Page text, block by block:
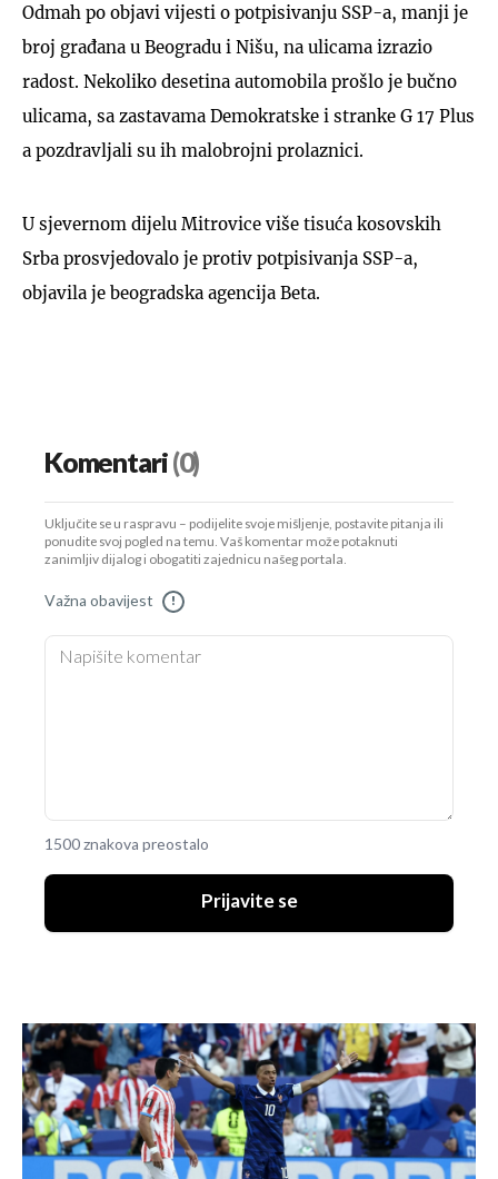
Odmah po objavi vijesti o potpisivanju SSP-a, manji je
broj građana u Beogradu i Nišu, na ulicama izrazio
radost. Nekoliko desetina automobila prošlo je bučno
ulicama, sa zastavama Demokratske i stranke G 17 Plus
a pozdravljali su ih malobrojni prolaznici.
U sjevernom dijelu Mitrovice više tisuća kosovskih
Srba prosvjedovalo je protiv potpisivanja SSP-a,
objavila je beogradska agencija Beta.
Komentari(0)
Uključite se u raspravu – podijelite svoje mišljenje, postavite pitanja ili
ponudite svoj pogled na temu. Vaš komentar može potaknuti
zanimljiv dijalog i obogatiti zajednicu našeg portala.
Važna obavijest !
1500 znakova preostalo
Prijavite se